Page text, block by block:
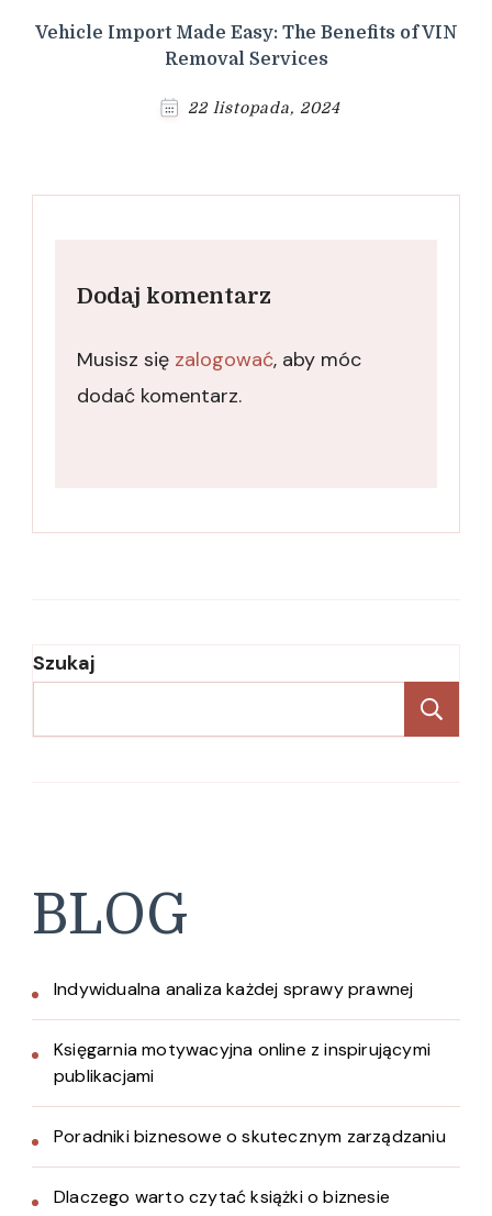
Vehicle Import Made Easy: The Benefits of VIN
Removal Services
22 listopada, 2024
Dodaj komentarz
Musisz się zalogować, aby móc
dodać komentarz.
Szukaj
BLOG
Indywidualna analiza każdej sprawy prawnej
Księgarnia motywacyjna online z inspirującymi
publikacjami
Poradniki biznesowe o skutecznym zarządzaniu
Dlaczego warto czytać książki o biznesie